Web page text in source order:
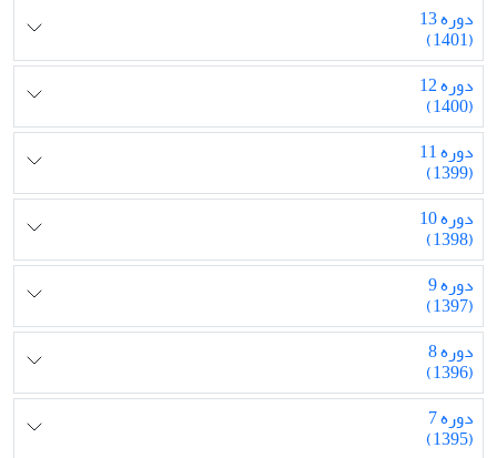
دوره 13
(1401)
دوره 12
(1400)
دوره 11
(1399)
دوره 10
(1398)
دوره 9
(1397)
دوره 8
(1396)
دوره 7
(1395)